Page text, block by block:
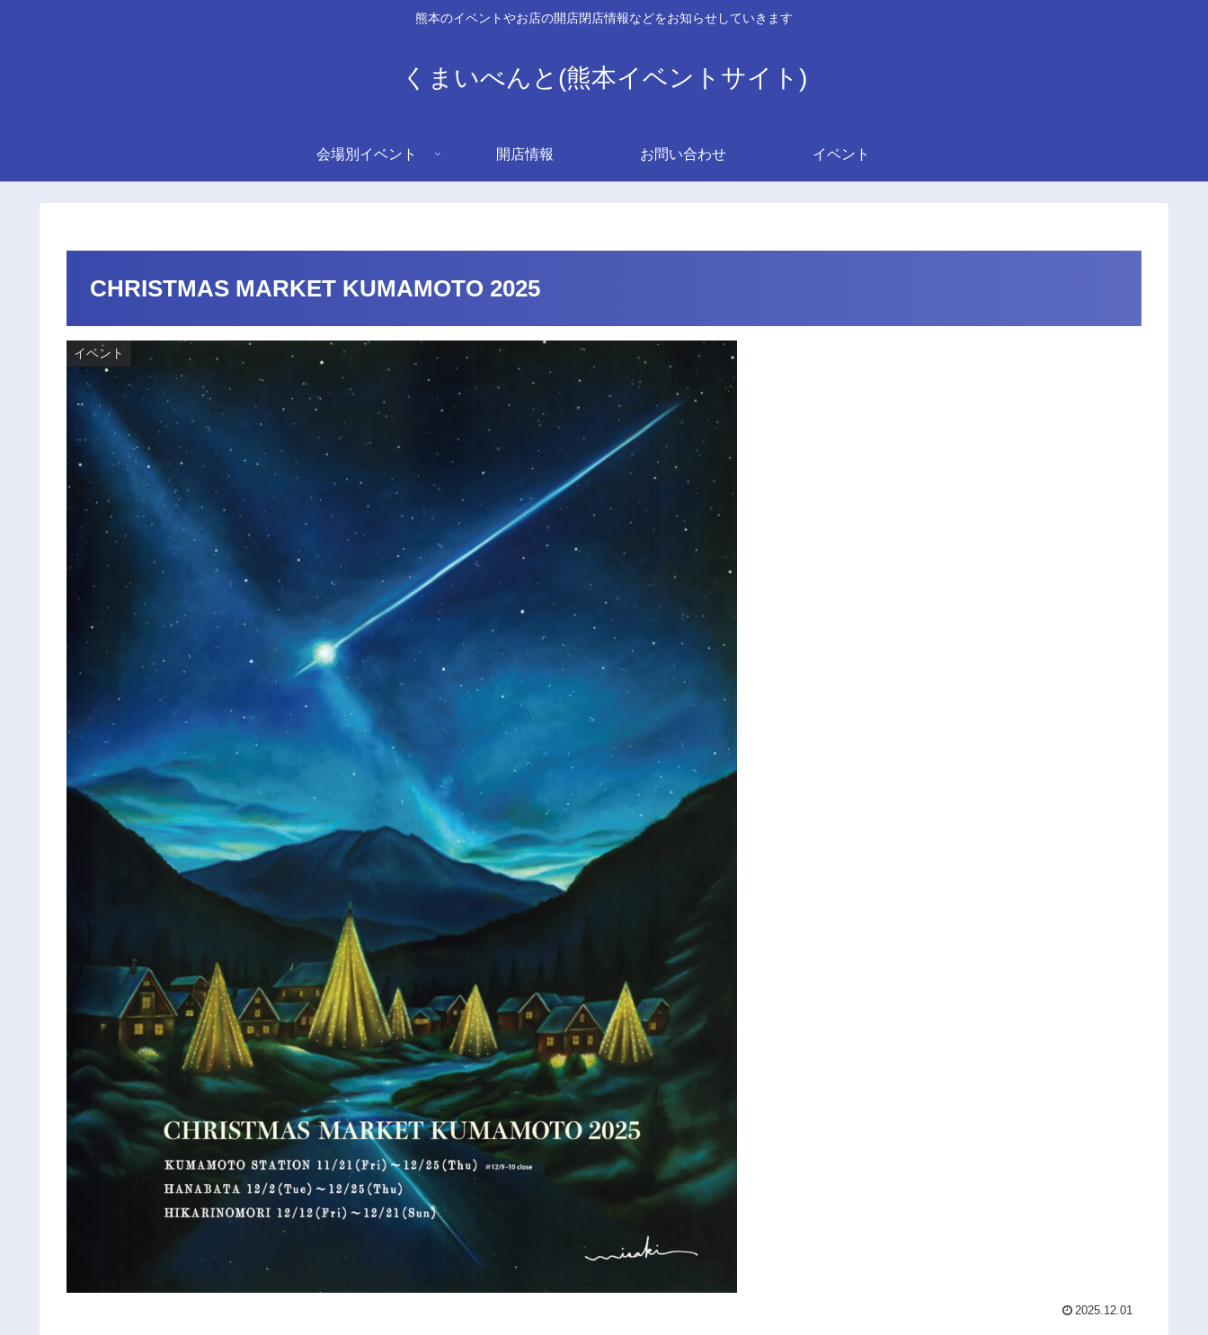
熊本のイベントやお店の開店閉店情報などをお知らせしていきます
くまいべんと(熊本イベントサイト)
会場別イベント 開店情報 お問い合わせ イベント
CHRISTMAS MARKET KUMAMOTO 2025
イベント
2025.12.01